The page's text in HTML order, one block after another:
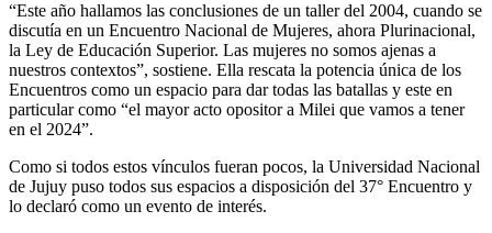
“Este año hallamos las conclusiones de un taller del 2004, cuando se
discutía en un Encuentro Nacional de Mujeres, ahora Plurinacional,
la Ley de Educación Superior. Las mujeres no somos ajenas a
nuestros contextos”, sostiene. Ella rescata la potencia única de los
Encuentros como un espacio para dar todas las batallas y este en
particular como “el mayor acto opositor a Milei que vamos a tener
en el 2024”.
Como si todos estos vínculos fueran pocos, la Universidad Nacional
de Jujuy puso todos sus espacios a disposición del 37° Encuentro y
lo declaró como un evento de interés.